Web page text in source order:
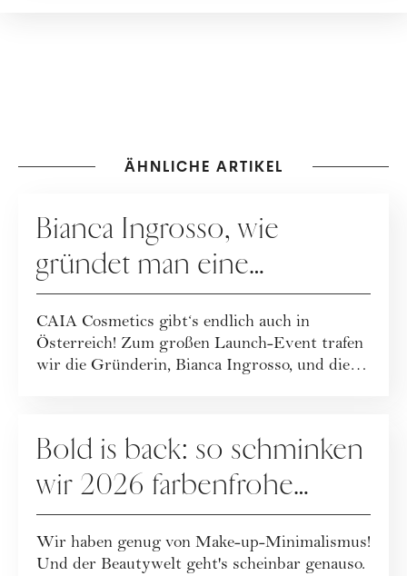
ÄHNLICHE ARTIKEL
Bianca Ingrosso, wie
gründet man eine
erfolgreiche Beauty-Brand?
CAIA Cosmetics gibt‘s endlich auch in
Österreich! Zum großen Launch-Event trafen
wir die Gründerin, Bianca Ingrosso, und die
Bold is back: so schminken
wir 2026 farbenfrohe
Make-up-Looks
Wir haben genug von Make-up-Minimalismus!
Und der Beautywelt geht's scheinbar genauso.